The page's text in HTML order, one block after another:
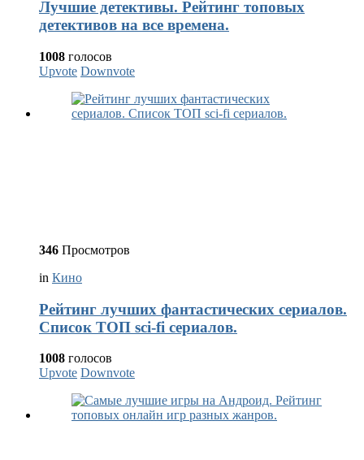
Лучшие детективы. Рейтинг топовых
детективов на все времена.
1008 голосов
Upvote Downvote
346 Просмотров
in Кино
Рейтинг лучших фантастических сериалов.
Список ТОП sci-fi сериалов.
1008 голосов
Upvote Downvote